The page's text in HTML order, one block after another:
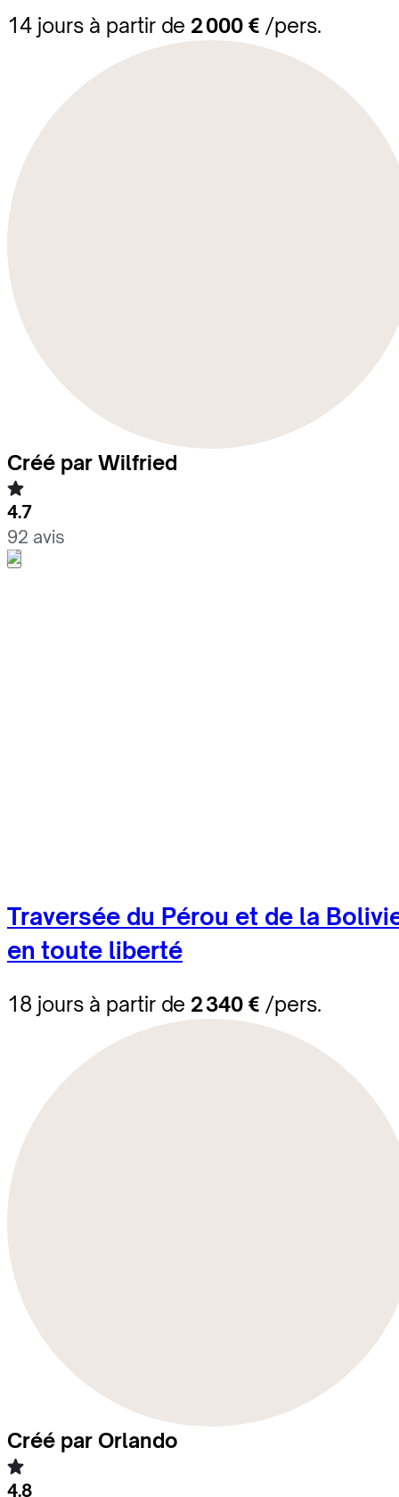
14 jours à partir de 2 000 € /pers.
Créé par Wilfried
4.7
92 avis
Traversée du Pérou et de la
en toute liberté
18 jours à partir de 2 340 € /pers.
Créé par Orlando
4.8